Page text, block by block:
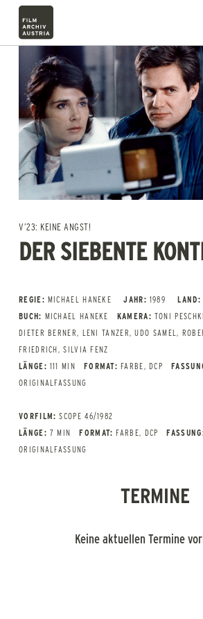
V’23: KEINE ANGST!
DER SIEBENTE
REGIE: MICHAEL HANEKE JAHR: 1989 LAND:
BUCH: MICHAEL HANEKE KAMERA: TONI
DIETER BERNER, LENI TANZER, UDO SAMEL,
FRIEDRICH, SILVIA FENZ
LÄNGE: 111 MIN FORMAT: FARBE, DCP
ORIGINALFASSUNG
VORFILM: SCOPE 46/1982
LÄNGE: 7 MIN FORMAT: FARBE, DCP
ORIGINALFASSUNG
TERMINE
Keine aktuellen Termine